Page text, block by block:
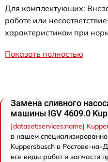
Для комплектующих:
работе или
характеристикам при
Показать полностью
Замена сливного
машины IGV 4609.0
[dataset:services:name]
в нашем
Kuppersbusch в Ростове-
все виды работ и запчасти